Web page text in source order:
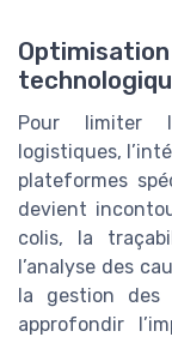
Pour limiter
logistiques,
plateformes
devient
colis, la
l’analyse des
la gestion
approfondir